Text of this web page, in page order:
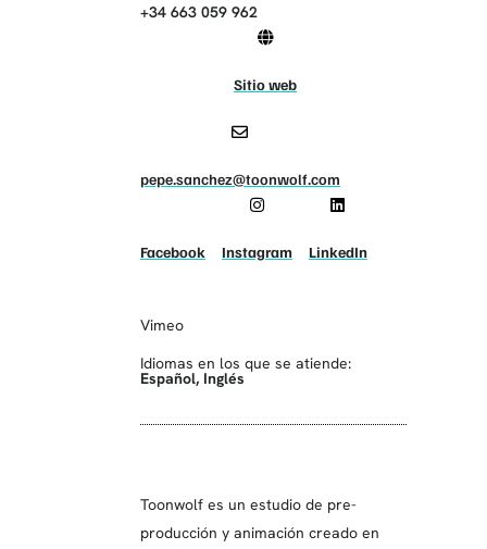
+34 663 059 962
Sitio web
pepe.sanchez@toonwolf.com
Facebook Instagram LinkedIn
Vimeo
Idiomas en los que se atiende:
Español, Inglés
Toonwolf es un estudio de pre-
producción y animación creado en